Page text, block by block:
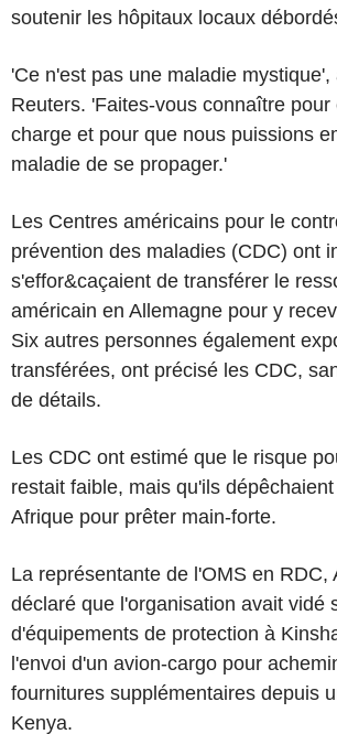
soutenir les hôpitaux locaux
'Ce n'est pas une maladie mystique',
Reuters. 'Faites-vous connaître pour
charge et pour que nous puissions
maladie de se propager.'
Les Centres américains pour le
prévention des maladies (CDC) ont
s'effor&caçaient de transférer le
américain en Allemagne pour y
Six autres personnes également
transférées, ont précisé les CDC,
de détails.
Les CDC ont estimé que le risque
restait faible, mais qu'ils
Afrique pour prêter main-forte.
La représentante de l'OMS en RDC,
déclaré que l'organisation avait vidé
d'équipements de protection à
l'envoi d'un avion-cargo pour
fournitures supplémentaires depuis
Kenya.